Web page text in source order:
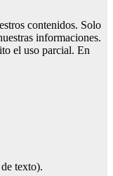
contenidos. Solo
informaciones.
el uso parcial. En
texto).